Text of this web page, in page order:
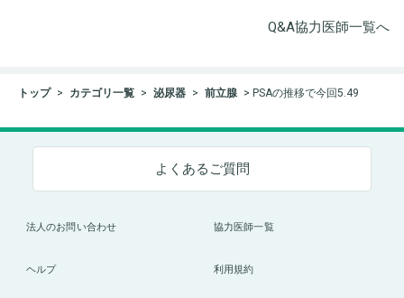
Q&A協力医師一覧へ
トップ カテゴリ一覧 泌尿器 前立腺 PSAの推移で今回5.49
よくあるご質問
法人のお問い合わせ 協力医師一覧
ヘルプ 利用規約